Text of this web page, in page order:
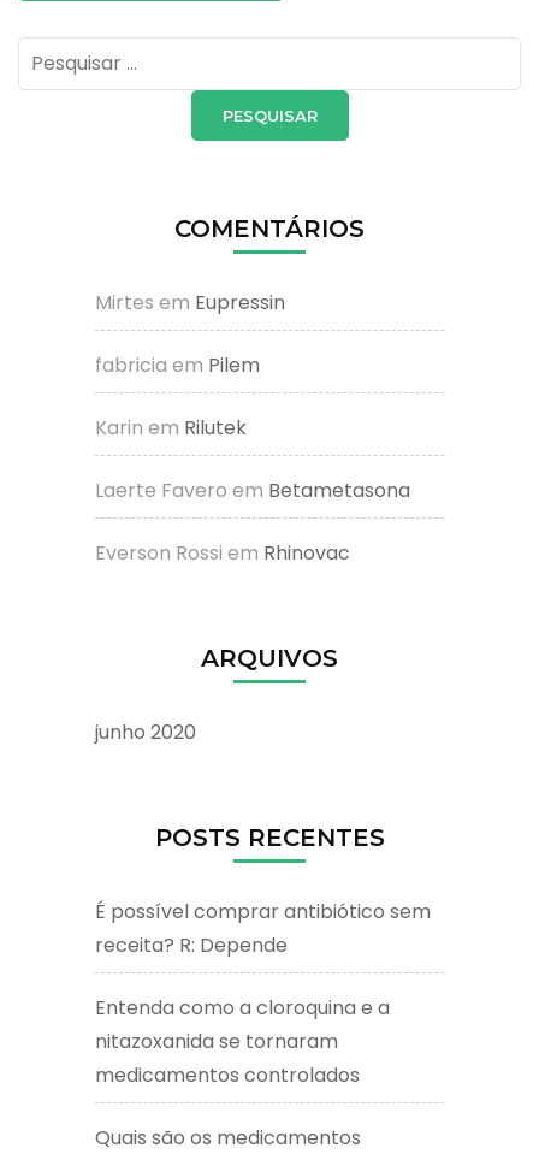
Pesquisar
por:
COMENTÁRIOS
Mirtes em Eupressin
fabricia em Pilem
Karin em Rilutek
Laerte Favero em Betametasona
Everson Rossi em Rhinovac
ARQUIVOS
junho 2020
POSTS RECENTES
É possível comprar antibiótico sem
receita? R: Depende
Entenda como a cloroquina e a
nitazoxanida se tornaram
medicamentos controlados
Quais são os medicamentos